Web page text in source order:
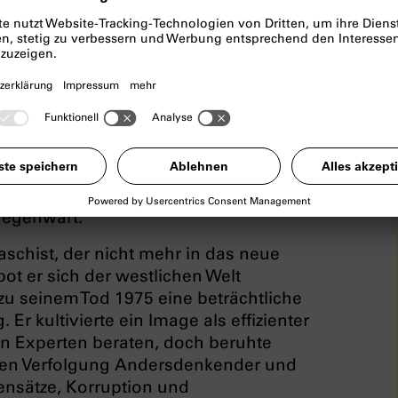
Diktatoren des 20.
Hitler und Mussolini konnte er sich
an der Macht halten. Die Einordnung
Herrschaft in die europäische
Diese umfassende
in die wechselvolle Geschichte
Ansatzpunkte für ein besseres
der nicht mehr in das neue
er sich der westlichen Welt
seinem Tod 1975 eine beträchtliche
Er kultivierte ein Image als effizienter
Experten beraten, doch beruhte
Verfolgung Andersdenkender und
Korruption und